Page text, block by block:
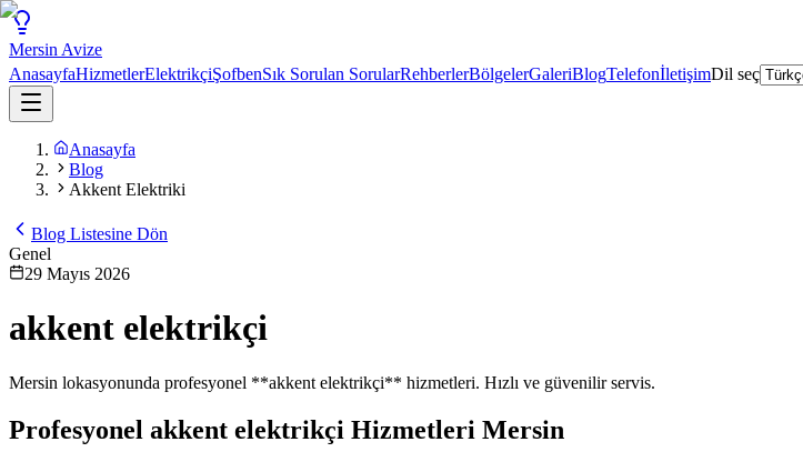
Mersin Avize
AnasayfaHizmetlerElektrikçiŞofbenSık Sorulan SorularRehberlerBölgelerGaleriBlogTelefonİletişimDil seç
Anasayfa
Blog
Akkent Elektriki
Blog Listesine Dön
Genel
29 Mayıs 2026
akkent elektrikçi
Mersin lokasyonunda profesyonel **akkent elektrikçi** hizmetleri. Hızlı ve güvenilir servis.
Profesyonel akkent elektrikçi Hizmetleri Mersin